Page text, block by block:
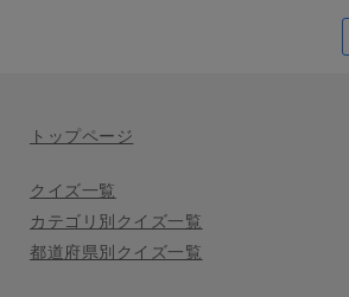
トップページ
クイズ一覧
カテゴリ別クイズ一覧
都道府県別クイズ一覧